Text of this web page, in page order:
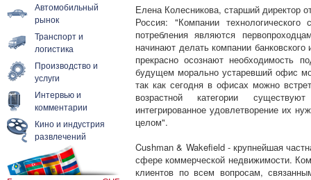
Автомобильный
рынок
Транспорт и
логистика
Производство и
услуги
Интервью и
комментарии
Кино и индустрия
развлечений
Елена Колесникова, старший директор
Россия: "Компании
потребления являются
начинают делать компании
прекрасно осознают необходимость
будущем морально устаревший офис
так как сегодня в офисах можно
возрастной категории
интегрированное удовлетворение их
целом".
Cushman & Wakefield - крупнейшая
сфере коммерческой недвижимости.
клиентов по всем вопросам,